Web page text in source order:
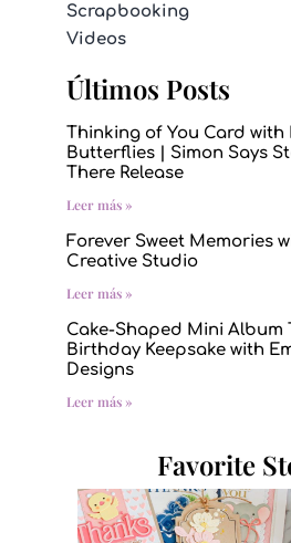
Scrapbooking
Videos
Últimos Posts
Thinking of You Card with
Butterflies | Simon Says
There Release
Leer más »
Forever Sweet Memories
Creative Studio
Leer más »
Cake-Shaped Mini Album
Birthday Keepsake with
Designs
Leer más »
Favorite